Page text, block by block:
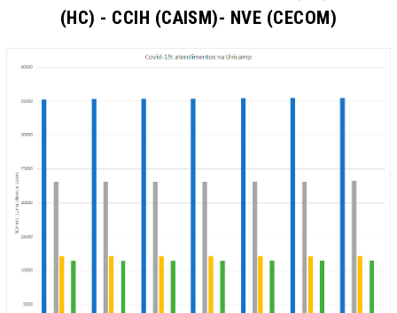
(HC) - CCIH (CAISM)- NVE (CECOM)